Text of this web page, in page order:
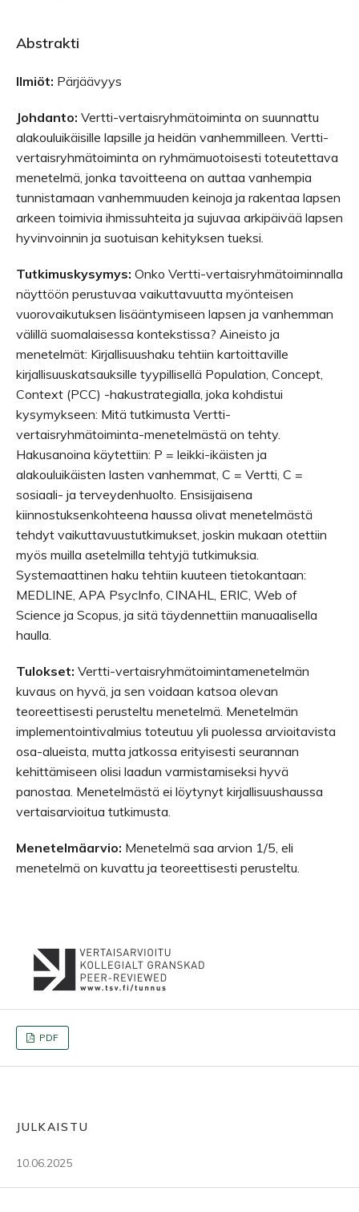
Abstrakti
Ilmiöt: Pärjäävyys
Johdanto: Vertti-vertaisryhmätoiminta on suunnattu
alakouluikäisille lapsille ja heidän vanhemmilleen. Vertti-
vertaisryhmätoiminta on ryhmämuotoisesti toteutettava
menetelmä, jonka tavoitteena on auttaa vanhempia
tunnistamaan vanhemmuuden keinoja ja rakentaa lapsen
arkeen toimivia ihmissuhteita ja sujuvaa arkipäivää lapsen
hyvinvoinnin ja suotuisan kehityksen tueksi.
Tutkimuskysymys: Onko Vertti-vertaisryhmätoiminnalla
näyttöön perustuvaa vaikuttavuutta myönteisen
vuorovaikutuksen lisääntymiseen lapsen ja vanhemman
välillä suomalaisessa kontekstissa? Aineisto ja
menetelmät: Kirjallisuushaku tehtiin kartoittaville
kirjallisuuskatsauksille tyypillisellä Population, Concept,
Context (PCC) -hakustrategialla, joka kohdistui
kysymykseen: Mitä tutkimusta Vertti-
vertaisryhmätoiminta-menetelmästä on tehty.
Hakusanoina käytettiin: P = leikki-ikäisten ja
alakouluikäisten lasten vanhemmat, C = Vertti, C =
sosiaali- ja terveydenhuolto. Ensisijaisena
kiinnostuksenkohteena haussa olivat menetelmästä
tehdyt vaikuttavuustutkimukset, joskin mukaan otettiin
myös muilla asetelmilla tehtyjä tutkimuksia.
Systemaattinen haku tehtiin kuuteen tietokantaan:
MEDLINE, APA PsycInfo, CINAHL, ERIC, Web of
Science ja Scopus, ja sitä täydennettiin manuaalisella
haulla.
Tulokset: Vertti-vertaisryhmätoimintamenetelmän
kuvaus on hyvä, ja sen voidaan katsoa olevan
teoreettisesti perusteltu menetelmä. Menetelmän
implementointivalmius toteutuu yli puolessa arvioitavista
osa-alueista, mutta jatkossa erityisesti seurannan
kehittämiseen olisi laadun varmistamiseksi hyvä
panostaa. Menetelmästä ei löytynyt kirjallisuushaussa
vertaisarvioitua tutkimusta.
Menetelmäarvio: Menetelmä saa arvion 1/5, eli
menetelmä on kuvattu ja teoreettisesti perusteltu.
PDF
JULKAISTU
10.06.2025